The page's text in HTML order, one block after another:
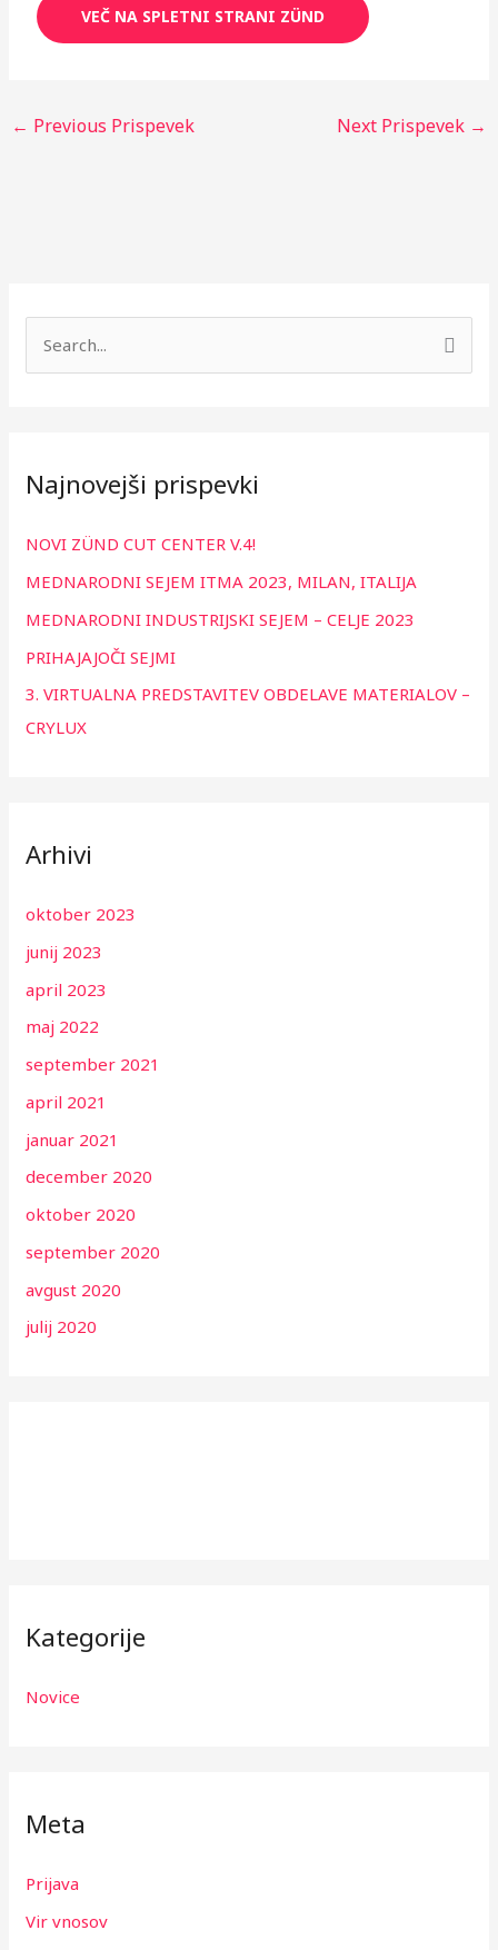
VEČ NA SPLETNI STRANI ZÜND
← Previous Prispevek Next Prispevek →
c
f
o
r
:
Najnovejši prispevki
NOVI ZÜND CUT CENTER V.4!
MEDNARODNI SEJEM ITMA 2023, MILAN, ITALIJA
MEDNARODNI INDUSTRIJSKI SEJEM – CELJE 2023
PRIHAJAJOČI SEJMI
3. VIRTUALNA PREDSTAVITEV OBDELAVE MATERIALOV –
CRYLUX
Arhivi
oktober 2023
junij 2023
april 2023
maj 2022
september 2021
april 2021
januar 2021
december 2020
oktober 2020
september 2020
avgust 2020
julij 2020
Kategorije
Novice
Meta
Prijava
Vir vnosov